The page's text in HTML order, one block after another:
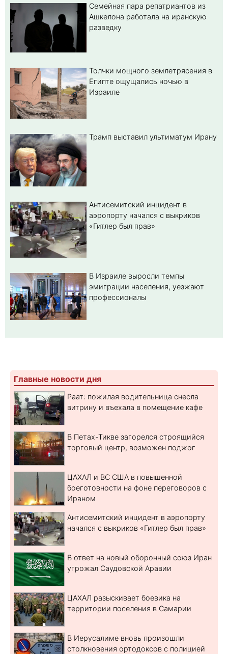
Семейная пара репатриантов из
Ашкелона работала на иранскую
разведку
Толчки мощного землетрясения в
Египте ощущались ночью в
Израиле
Трамп выставил ультиматум Ирану
Антисемитский инцидент в
аэропорту начался с выкриков
«Гитлер был прав»
В Израиле выросли темпы
эмиграции населения, уезжают
профессионалы
Главные новости дня
Раат: пожилая водительница снесла
витрину и въехала в помещение кафе
В Петах-Тикве загорелся строящийся
торговый центр, возможен поджог
ЦАХАЛ и ВС США в повышенной
боеготовности на фоне переговоров с
Ираном
Антисемитский инцидент в аэропорту
начался с выкриков «Гитлер был прав»
В ответ на новый оборонный союз Иран
угрожал Саудовской Аравии
ЦАХАЛ разыскивает боевика на
территории поселения в Самарии
В Иерусалиме вновь произошли
столкновения ортодоксов с полицией